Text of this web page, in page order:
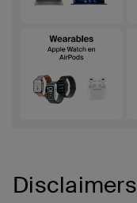
Disclaimers